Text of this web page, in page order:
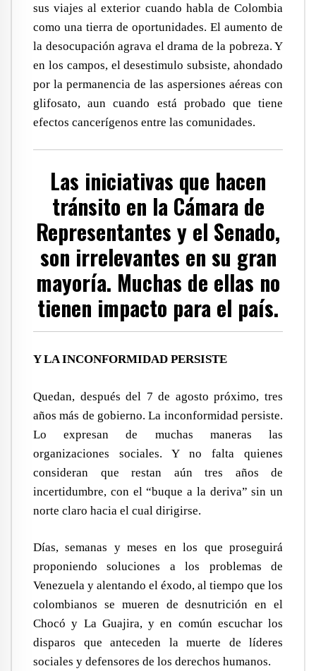
sus viajes al exterior cuando habla de Colombia
como una tierra de oportunidades. El aumento de
la desocupación agrava el drama de la pobreza. Y
en los campos, el desestimulo subsiste, ahondado
por la permanencia de las aspersiones aéreas con
glifosato, aun cuando está probado que tiene
efectos cancerígenos entre las comunidades.
Las iniciativas que hacen
tránsito en la Cámara de
Representantes y el Senado,
son irrelevantes en su gran
mayoría. Muchas de ellas no
tienen impacto para el país.
Y LA INCONFORMIDAD PERSISTE
Quedan, después del 7 de agosto próximo, tres
años más de gobierno. La inconformidad persiste.
Lo expresan de muchas maneras las
organizaciones sociales. Y no falta quienes
consideran que restan aún tres años de
incertidumbre, con el “buque a la deriva” sin un
norte claro hacia el cual dirigirse.
Días, semanas y meses en los que proseguirá
proponiendo soluciones a los problemas de
Venezuela y alentando el éxodo, al tiempo que los
colombianos se mueren de desnutrición en el
Chocó y La Guajira, y en común escuchar los
disparos que anteceden la muerte de líderes
sociales y defensores de los derechos humanos.